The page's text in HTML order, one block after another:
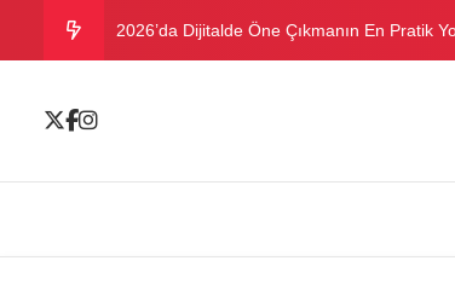
2026’da Dijitalde Öne Çıkmanın En Pratik